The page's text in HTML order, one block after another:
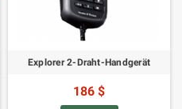
Explorer 2-Draht-Handgerät
186 $